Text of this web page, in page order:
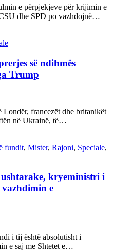
e përpjekjeve për krijimin e
dhe SPD po vazhdojnë…
së ndihmës
Trump
Londër, francezët dhe britanikët
në Ukrainë, të…
fundit, Mister, Rajoni, Speciale,
kryeministri i
e
i tij është absolutisht i
e saj me Shtetet e…